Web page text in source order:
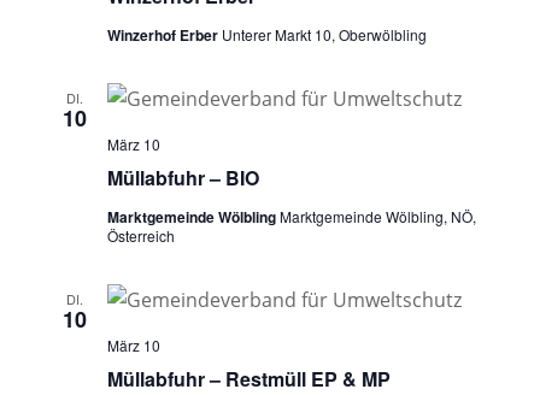
Winzerhof Erber Unterer Markt 10, Oberwölbling
DI.
10
Müllabfuhr – BIO
März 10
Marktgemeinde WölblingMarktgemeinde Wölbling, NÖ,
Österreich
DI.
10
Müllabfuhr – Restmüll EP & MP
März 10